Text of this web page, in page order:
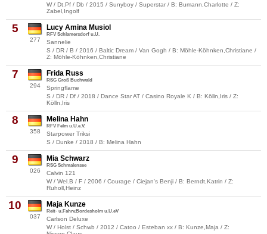
W / Dt.Pf / Db / 2015 / Sunyboy / Superstar / B: Bumann,Charlotte / Z:
Zabel,Ingolf
5
277
Lucy Amina Musiol
RFV Schlamersdorf u.U.
Sannelie
S / DR / B / 2016 / Baltic Dream / Van Gogh / B: Möhle-Köhnken,Christiane /
Z: Möhle-Köhnken,Christiane
7
294
Frida Russ
RSG Groß Buchwald
Springflame
S / DR / Df / 2018 / Dance Star AT / Casino Royale K / B: Kölln,Iris / Z:
Kölln,Iris
8
358
Melina Hahn
RFV Felm u.U.e.V.
Starpower Triksi
S / Dunke / 2018 / B: Melina Hahn
9
026
Mia Schwarz
RSG Schmalensee
Calvin 121
W / Wel.B / F / 2006 / Courage / Ciejan's Benji / B: Berndt,Katrin / Z:
Ruholl,Heinz
10
037
Maja Kunze
Reit- u.Fahrv.Bordesholm u.U.eV
Carlson Deluxe
W / Holst / Schwb / 2012 / Catoo / Esteban xx / B: Kunze,Maja / Z: